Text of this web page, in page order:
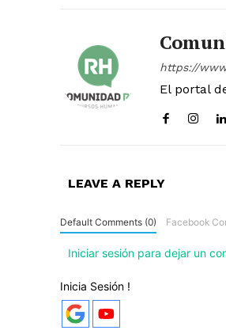
https://
El portal
LEAVE A REPLY
Default Comments (0) Facebook
Iniciar sesión para dejar un
Inicia Sesión !